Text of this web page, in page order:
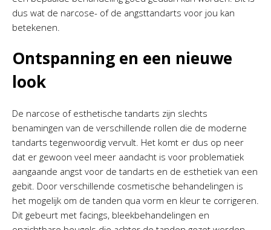
dus wat de narcose- of de angsttandarts voor jou kan
betekenen.
Ontspanning en een nieuwe
look
De narcose of esthetische tandarts zijn slechts
benamingen van de verschillende rollen die de moderne
tandarts tegenwoordig vervult. Het komt er dus op neer
dat er gewoon veel meer aandacht is voor problematiek
aangaande angst voor de tandarts en de esthetiek van een
gebit. Door verschillende cosmetische behandelingen is
het mogelijk om de tanden qua vorm en kleur te corrigeren.
Dit gebeurt met facings, bleekbehandelingen en